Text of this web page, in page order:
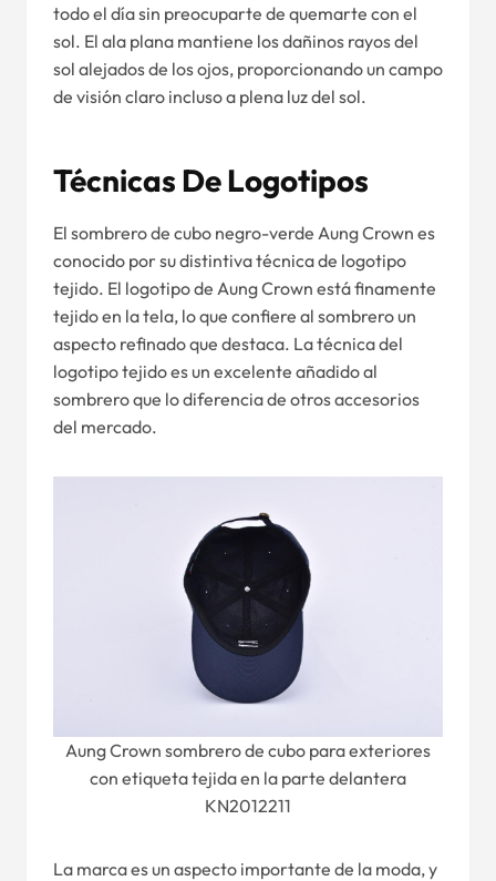
todo el día sin preocuparte de quemarte con el
sol. El ala plana mantiene los dañinos rayos del
sol alejados de los ojos, proporcionando un campo
de visión claro incluso a plena luz del sol.
Técnicas De Logotipos
El sombrero de cubo negro-verde Aung Crown es
conocido por su distintiva técnica de logotipo
tejido. El logotipo de Aung Crown está finamente
tejido en la tela, lo que confiere al sombrero un
aspecto refinado que destaca. La técnica del
logotipo tejido es un excelente añadido al
sombrero que lo diferencia de otros accesorios
del mercado.
Aung Crown sombrero de cubo para exteriores
con etiqueta tejida en la parte delantera
KN2012211
La marca es un aspecto importante de la moda, y